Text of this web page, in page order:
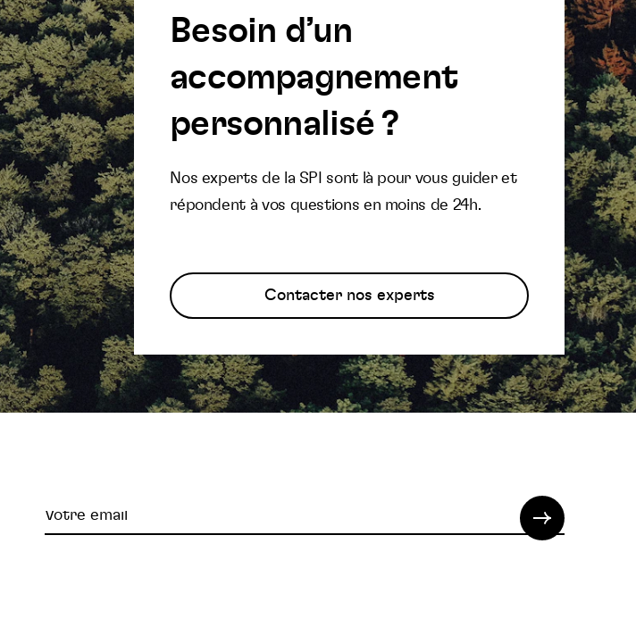
Besoin d’un
accompagnement
personnalisé ?
Nos experts de la SPI sont là pour vous guider et
répondent à vos questions en moins de 24h.
Contacter nos experts
Votre